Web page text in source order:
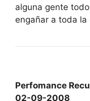
alguna gente
engañar a toda
Perfomance
02-09-2008